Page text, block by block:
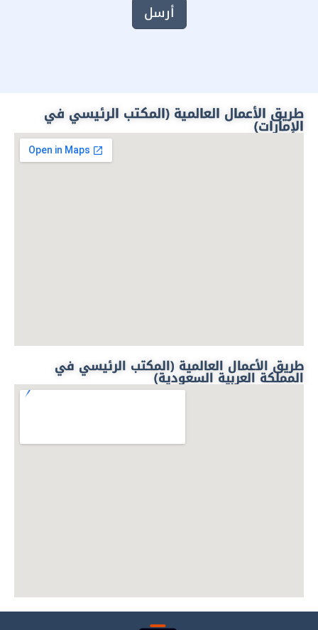
أرسل
طريق الأعمال العالمية (المكتب الرئيسي في
الإمارات)
طريق الأعمال العالمية (المكتب الرئيسي في
المملكة العربية السعودية)